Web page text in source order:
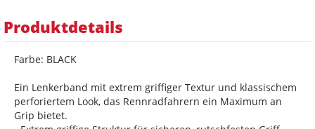
Produktdetails
Farbe: BLACK
Ein Lenkerband mit extrem griffiger Textur und klassischem
perforiertem Look, das Rennradfahrern ein Maximum an
Grip bietet.